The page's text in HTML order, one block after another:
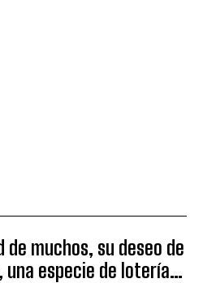
de muchos, su deseo de
una especie de lotería…